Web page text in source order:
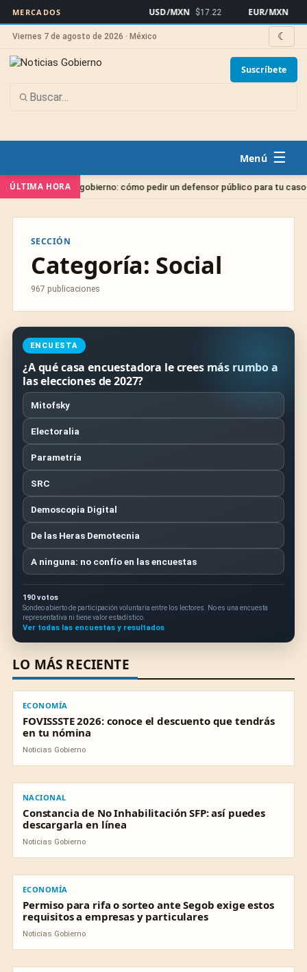
MERCADOS USD/MXN $17.22 EUR/MXN
Viernes 7 de agosto de 2026 · México ☾
Suscríbete
☰
ÚLTIMA HORA
gratis del gobierno: cómo pedir un defensor público para tu caso
SECCIÓN
Categoría: Social
967 publicaciones
ENCUESTA
¿A qué casa encuestadora le crees más rumbo a
las elecciones de 2027?
Mitofsky
Electoralia
Parametría
SRC
Demoscopia Digital
De las Heras Demotecnia
A ninguna: no confío en las encuestas
190 votos
Sondeo abierto de participación voluntaria entre los lectores. No es una encuesta
representativa ni tiene valor estadístico.
Ver todas las encuestas y resultados
LO MÁS RECIENTE
ECONOMÍA
FOVISSSTE 2026: conoce el descuento que tendrás
en tu nómina
Noticias Gobierno
NACIONAL
Constancia de No Inhabilitación SFP: así puedes
descargarla en línea
Noticias Gobierno
ECONOMÍA
Permiso para rifa o sorteo ante Segob exige estos
requisitos a empresas y particulares
Noticias Gobierno